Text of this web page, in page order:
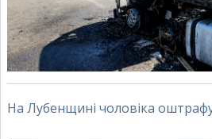
На Лубенщині чоловіка